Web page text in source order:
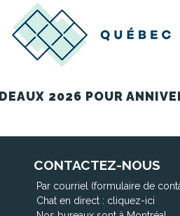
2026 POUR
CONTACTEZ-NOUS
Par courriel (formulaire de
Chat en direct : cliquez-ici